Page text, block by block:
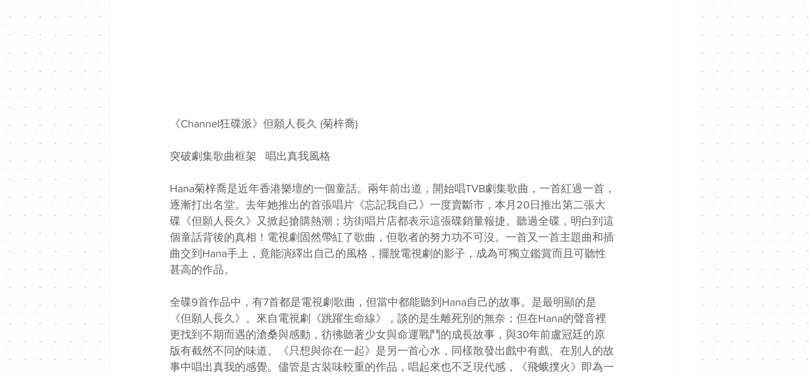
《Channel狂碟派》但願人長久 (菊梓喬)
突破劇集歌曲框架   唱出真我風格
Hana菊梓喬是近年香港樂壇的一個童話。兩年前出道，開始唱TVB劇集歌曲，一首紅過一首，
逐漸打出名堂。去年她推出的首張唱片《忘記我自己》一度賣斷市，本月20日推出第二張大
碟《但願人長久》又掀起搶購熱潮；坊街唱片店都表示這張碟銷量報捷。聽過全碟，明白到這
個童話背後的真相！電視劇固然帶紅了歌曲，但歌者的努力功不可沒。一首又一首主題曲和插
曲交到Hana手上，竟能演繹出自己的風格，擺脫電視劇的影子，成為可獨立鑑賞而且可聽性
甚高的作品。
全碟9首作品中，有7首都是電視劇歌曲，但當中都能聽到Hana自己的故事。是最明顯的是
《但願人長久》。來自電視劇《跳躍生命線》，談的是生離死別的無奈；但在Hana的聲音裡
更找到不期而遇的滄桑與感動，彷彿聽著少女與命運戰鬥的成長故事，與30年前盧冠廷的原
版有截然不同的味道。《只想與你在一起》是另一首心水，同樣散發出戲中有戲、在別人的故
事中唱出真我的感覺。儘管是古裝味較重的作品，唱起來也不乏現代感，《飛蛾撲火》即為一